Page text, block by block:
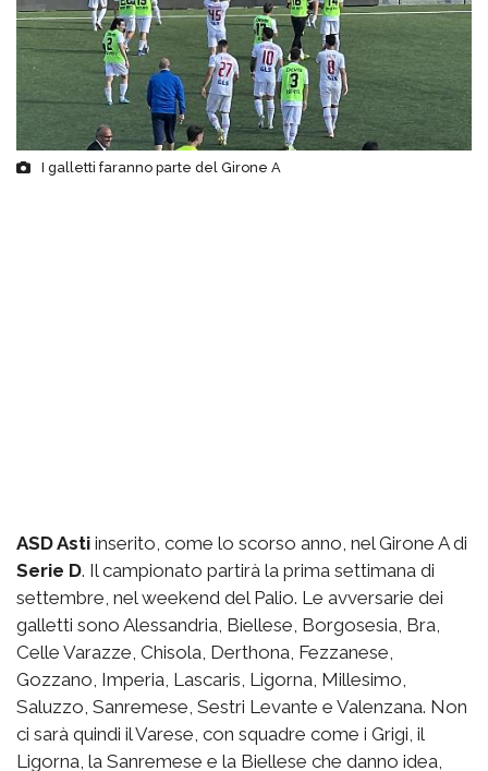
I galletti faranno parte del Girone A
ASD Asti inserito, come lo scorso anno, nel Girone A di
Serie D. Il campionato partirà la prima settimana di
settembre, nel weekend del Palio. Le avversarie dei
galletti sono Alessandria, Biellese, Borgosesia, Bra,
Celle Varazze, Chisola, Derthona, Fezzanese,
Gozzano, Imperia, Lascaris, Ligorna, Millesimo,
Saluzzo, Sanremese, Sestri Levante e Valenzana. Non
ci sarà quindi il Varese, con squadre come i Grigi, il
Ligorna, la Sanremese e la Biellese che danno idea,